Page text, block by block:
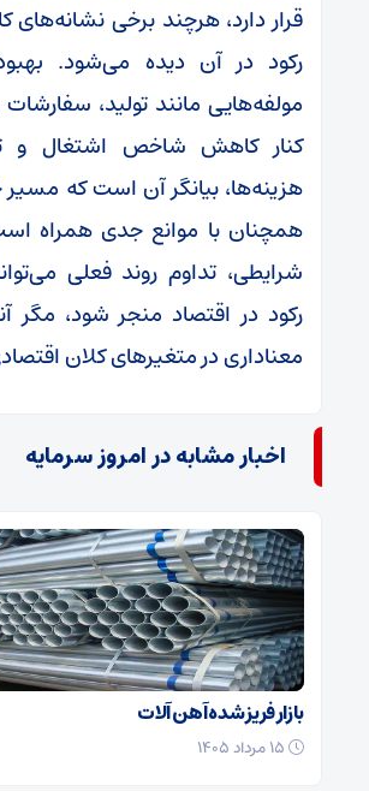
قرار دارد، هرچند برخی
رکود در آن دیده می‌شود.
مولفه‌هایی مانند تولید،
کنار کاهش شاخص اشتغال و
هزینه‌ها، بیانگر آن است که مسیر
همچنان با موانع جدی همراه
شرایطی، تداوم روند فعلی
رکود در اقتصاد منجر شود، مگر
معناداری در متغیر‌های کلان
اخبار مشابه در امروز سرمایه
بازار فریز شده آهن آلات